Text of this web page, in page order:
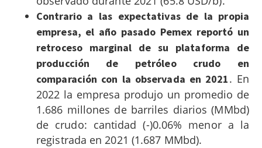
Contrario a las expectativas de la propia
empresa, el año pasado Pemex reportó un
retroceso marginal de su plataforma de
producción de petróleo crudo en
comparación con la observada en 2021. En
2022 la empresa produjo un promedio de
1.686 millones de barriles diarios (MMbd)
de crudo: cantidad (-)0.06% menor a la
registrada en 2021 (1.687 MMbd).